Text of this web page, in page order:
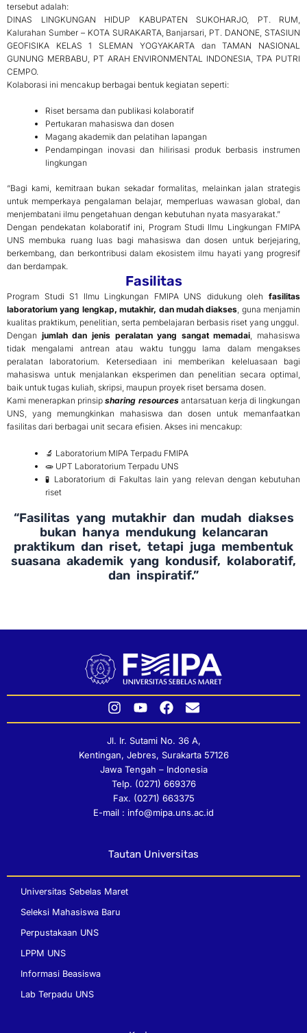
tersebut adalah:
DINAS LINGKUNGAN HIDUP KABUPATEN SUKOHARJO, PT. RUM,
Kalurahan Sumber – KOTA SURAKARTA, Banjarsari, PT. DANONE, STASIUN
GEOFISIKA KELAS 1 SLEMAN YOGYAKARTA dan TAMAN NASIONAL
GUNUNG MERBABU, PT ARAH ENVIRONMENTAL INDONESIA, TPA PUTRI
CEMPO.
Kolaborasi ini mencakup berbagai bentuk kegiatan seperti:
Riset bersama dan publikasi kolaboratif
Pertukaran mahasiswa dan dosen
Magang akademik dan pelatihan lapangan
Pendampingan inovasi dan hilirisasi produk berbasis instrumen
lingkungan
“Bagi kami, kemitraan bukan sekadar formalitas, melainkan jalan strategis
untuk memperkaya pengalaman belajar, memperluas wawasan global, dan
menjembatani ilmu pengetahuan dengan kebutuhan nyata masyarakat.”
Dengan pendekatan kolaboratif ini, Program Studi Ilmu Lingkungan FMIPA
UNS membuka ruang luas bagi mahasiswa dan dosen untuk berjejaring,
berkembang, dan berkontribusi dalam ekosistem ilmu hayati yang progresif
dan berdampak.
Fasilitas
Program Studi S1 Ilmu Lingkungan FMIPA UNS didukung oleh fasilitas
laboratorium yang lengkap, mutakhir, dan mudah diakses, guna menjamin
kualitas praktikum, penelitian, serta pembelajaran berbasis riset yang unggul.
Dengan jumlah dan jenis peralatan yang sangat memadai, mahasiswa
tidak mengalami antrean atau waktu tunggu lama dalam mengakses
peralatan laboratorium. Ketersediaan ini memberikan keleluasaan bagi
mahasiswa untuk menjalankan eksperimen dan penelitian secara optimal,
baik untuk tugas kuliah, skripsi, maupun proyek riset bersama dosen.
Kami menerapkan prinsipsharing resourcesantarsatuan kerja di lingkungan
UNS, yang memungkinkan mahasiswa dan dosen untuk memanfaatkan
fasilitas dari berbagai unit secara efisien. Akses ini mencakup:
🔬 Laboratorium MIPA Terpadu FMIPA
🧫 UPT Laboratorium Terpadu UNS
🧪 Laboratorium di Fakultas lain yang relevan dengan kebutuhan
riset
“Fasilitas yang mutakhir dan mudah diakses
bukan hanya mendukung kelancaran
praktikum dan riset, tetapi juga membentuk
suasana akademik yang kondusif, kolaboratif,
dan inspiratif.”
I
n
s
t
a
g
r
a
Y
o
u
t
u
b
e
F
a
c
e
b
o
o
k
E
n
v
e
l
o
p
e
Jl. Ir. Sutami No. 36 A,
Kentingan, Jebres, Surakarta 57126
Jawa Tengah – Indonesia
Telp. (0271) 669376
Fax. (0271) 663375
E-mail : info@mipa.uns.ac.id
Tautan Universitas
Universitas Sebelas Maret
Seleksi Mahasiswa Baru
Perpustakaan UNS
LPPM UNS
Informasi Beasiswa
Lab Terpadu UNS